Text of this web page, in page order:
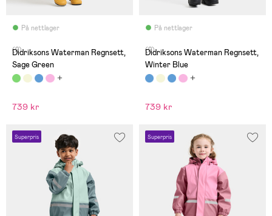
På nettlager
(2)
Didriksons Waterman Regnsett,
Sage Green
739 kr
På nettlager
(2)
Didriksons Waterman Regnsett,
Winter Blue
739 kr
Superpris Superpris